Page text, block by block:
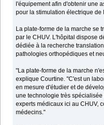
l'équipement afin d'obtenir une
pour la stimulation électrique
La plate-forme de la marche se
par le CHUV. L'hôpital dispose
dédiée à la recherche
pathologies orthopédiques et
"La plate-forme de la marche
explique Courtine. "C'est un
en mesure d'étudier et de
une technologie très
experts médicaux ici au CHUV,
médecins."